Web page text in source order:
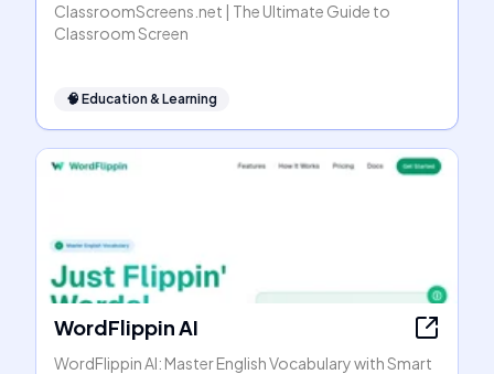
ClassroomScreens.net | The Ultimate Guide to
Classroom Screen
🧠 Education & Learning
WordFlippin AI
WordFlippin AI: Master English Vocabulary with Smart